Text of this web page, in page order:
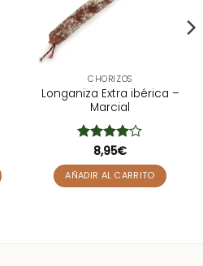
CHORIZOS
Longaniza Extra ibérica –
Marcial
Valorado
con4de
5
8,95€
AÑADIR AL CARRITO